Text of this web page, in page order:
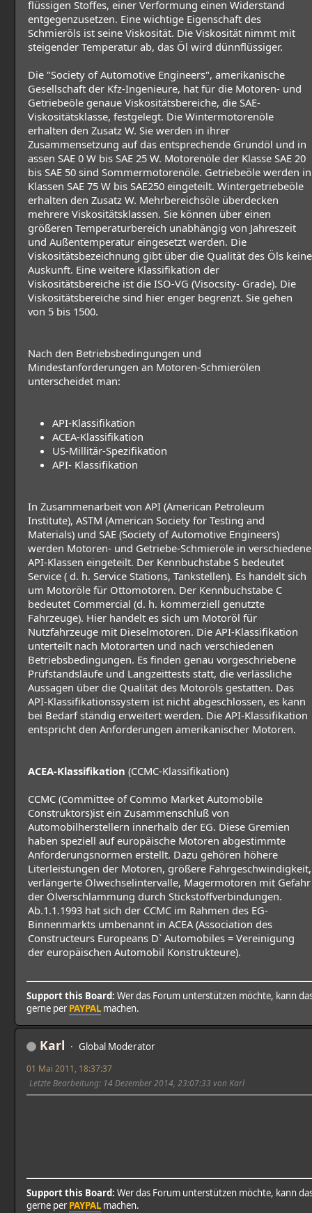
flüssigen Stoffes, einer Verformung einen Widerstand
entgegenzusetzen. Eine wichtige Eigenschaft des
Schmieröls ist seine Viskosität. Die Viskosität nimmt mit
steigender Temperatur ab, das Öl wird dünnflüssiger.
Die "Society of Automotive Engineers", amerikanische
Gesellschaft der Kfz-Ingenieure, hat für die Motoren- und
Getriebeöle genaue Viskositätsbereiche, die SAE-
Viskositätsklasse, festgelegt. Die Wintermotorenöle
erhalten den Zusatz W. Sie werden in ihrer
Zusammensetzung auf das entsprechende Grundöl und in
assen SAE 0 W bis SAE 25 W. Motorenöle der Klasse SAE 20
bis SAE 50 sind Sommermotorenöle. Getriebeöle werden in
Klassen SAE 75 W bis SAE250 eingeteilt. Wintergetriebeöle
erhalten den Zusatz W. Mehrbereichsöle überdecken
mehrere Viskositätsklassen. Sie können über einen
größeren Temperaturbereich unabhängig von Jahreszeit
und Außentemperatur eingesetzt werden. Die
Viskositätsbezeichnung gibt über die Qualität des Öls keine
Auskunft. Eine weitere Klassifikation der
Viskositätsbereiche ist die ISO-VG (Visocsity- Grade). Die
Viskositätsbereiche sind hier enger begrenzt. Sie gehen
von 5 bis 1500.
Nach den Betriebsbedingungen und
Mindestanforderungen an Motoren-Schmierölen
unterscheidet man:
API-Klassifikation
ACEA-Klassifikation
US-Millitär-Spezifikation
API- Klassifikation
In Zusammenarbeit von API (American Petroleum
Institute), ASTM (American Society for Testing and
Materials) und SAE (Society of Automotive Engineers)
werden Motoren- und Getriebe-Schmieröle in verschiedene
API-Klassen eingeteilt. Der Kennbuchstabe S bedeutet
Service ( d. h. Service Stations, Tankstellen). Es handelt sich
um Motoröle für Ottomotoren. Der Kennbuchstabe C
bedeutet Commercial (d. h. kommerziell genutzte
Fahrzeuge). Hier handelt es sich um Motoröl für
Nutzfahrzeuge mit Dieselmotoren. Die API-Klassifikation
unterteilt nach Motorarten und nach verschiedenen
Betriebsbedingungen. Es finden genau vorgeschriebene
Prüfstandsläufe und Langzeittests statt, die verlässliche
Aussagen über die Qualität des Motoröls gestatten. Das
API-Klassifikationssystem ist nicht abgeschlossen, es kann
bei Bedarf ständig erweitert werden. Die API-Klassifikation
entspricht den Anforderungen amerikanischer Motoren.
ACEA-Klassifikation (CCMC-Klassifikation)
CCMC (Committee of Commo Market Automobile
Construktors)ist ein Zusammenschluß von
Automobilherstellern innerhalb der EG. Diese Gremien
haben speziell auf europäische Motoren abgestimmte
Anforderungsnormen erstellt. Dazu gehören höhere
Literleistungen der Motoren, größere Fahrgeschwindigkeit,
verlängerte Ölwechselintervalle, Magermotoren mit Gefahr
der Ölverschlammung durch Stickstoffverbindungen.
Ab.1.1.1993 hat sich der CCMC im Rahmen des EG-
Binnenmarkts umbenannt in ACEA (Association des
Constructeurs Europeans D` Automobiles = Vereinigung
der europäischen Automobil Konstrukteure).
Support this Board: Wer das Forum unterstützen möchte, kann
gerne perPAYPAL machen.
Karl Global Moderator
01 Mai 2011, 18:37:37
Letzte Bearbeitung: 14 Dezember 2014, 23:07:33 von Karl
Support this Board: Wer das Forum unterstützen möchte, kann
gerne perPAYPAL machen.